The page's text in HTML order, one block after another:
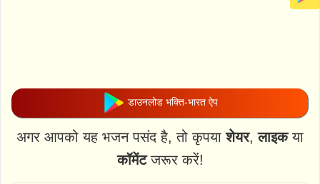
डाउनलोड भक्ति-भारत ऐप
अगर आपको यह भजन पसंद है, तो कृपयाशेयर,लाइकया
कॉमेंटजरूर करें!